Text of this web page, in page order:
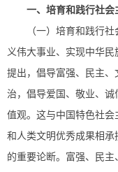
一、培育和践行社
（一）培育和践行
义伟大事业、实现中华
提出，倡导富强、民主
治，倡导爱国、敬业、
值观。这与中国特色社
和人类文明优秀成果相
的重要论断。富强、民